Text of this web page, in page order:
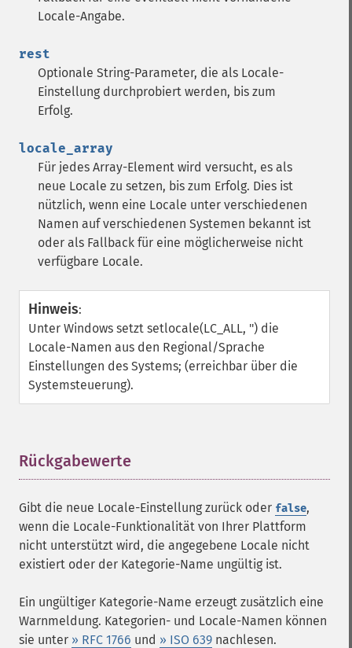
Locale-Angabe.
rest
Optionale String-Parameter, die als Locale-
Einstellung durchprobiert werden, bis zum
Erfolg.
locale_array
Für jedes Array-Element wird versucht, es als
neue Locale zu setzen, bis zum Erfolg. Dies ist
nützlich, wenn eine Locale unter verschiedenen
Namen auf verschiedenen Systemen bekannt ist
oder als Fallback für eine möglicherweise nicht
verfügbare Locale.
Hinweis:
Unter Windows setzt setlocale(LC_ALL, '') die
Locale-Namen aus den Regional/Sprache
Einstellungen des Systems; (erreichbar über die
Systemsteuerung).
Rückgabewerte
Gibt die neue Locale-Einstellung zurück oder false,
wenn die Locale-Funktionalität von Ihrer Plattform
nicht unterstützt wird, die angegebene Locale nicht
existiert oder der Kategorie-Name ungültig ist.
Ein ungültiger Kategorie-Name erzeugt zusätzlich eine
Warnmeldung. Kategorien- und Locale-Namen können
sie unter » RFC 1766 und » ISO 639 nachlesen.